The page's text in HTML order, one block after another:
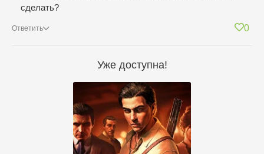
сделать?
Ответить 0
Уже доступна!